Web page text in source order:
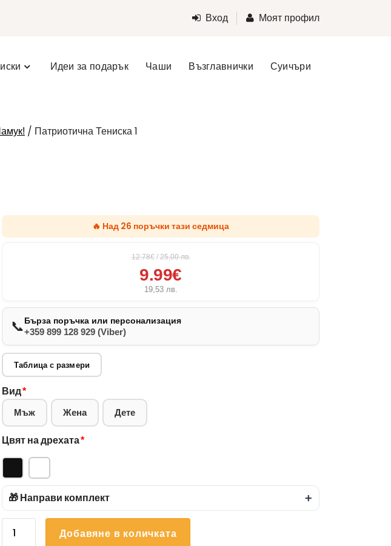
Вход Моят профил
Идеи за подарък Чаши Възглавнички Суичъри
/ Патриотична Тениска 1
🔥 Над 26 поръчки тази седмица
12.78€ / 25,00лв.
9.99€
19,53 лв.
📞Бърза поръчка или персонализация
+359 899 128 929 (Viber)
Таблица с размери
Вид*
Мъж Жена Дете
Цвят на дрехата*
🎁 Направи комплект +
количество
Добавяне в количката